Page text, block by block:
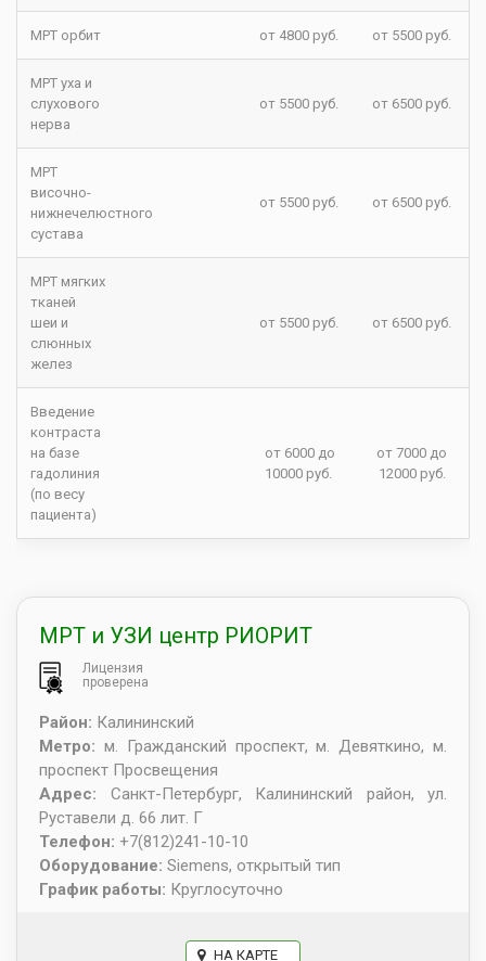
МРТ орбит от 4800 руб. от 5500 руб.
МРТ уха и
слухового
нерва
от 5500 руб. от 6500 руб.
МРТ
височно-
нижнечелюстного
сустава
от 5500 руб. от 6500 руб.
МРТ мягких
тканей
шеи и
слюнных
желез
от 5500 руб. от 6500 руб.
Введение
контраста
на базе
гадолиния
(по весу
пациента)
от 6000 до
10000 руб.
от 7000 до
12000 руб.
МРТ и УЗИ центр РИОРИТ
Лицензия
проверена
Район: Калининский
Метро: м. Гражданский проспект, м. Девяткино, м.
проспект Просвещения
Адрес: Санкт-Петербург, Калининский район, ул.
Руставели д. 66 лит. Г
Телефон: +7(812)241-10-10
Оборудование: Siemens, открытый тип
График работы: Круглосуточно
НА КАРТЕ